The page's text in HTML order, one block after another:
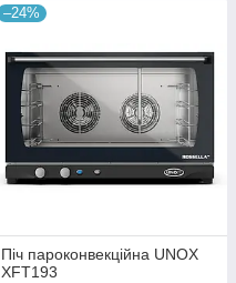
–24%
Піч пароконвекційна UNOX
XFT193